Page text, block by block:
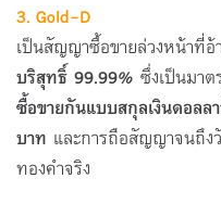
3. Gold-D
เป็นสัญญาซื้อขายล่วงหน้าที่อ้
บริสุทธิ์ 99.99% ซึ่งเป็นมาต
ซื้อขายกันแบบสกุลเงินดอลล
บาท และการถือสัญญาจนถึง
ทองคำจริง